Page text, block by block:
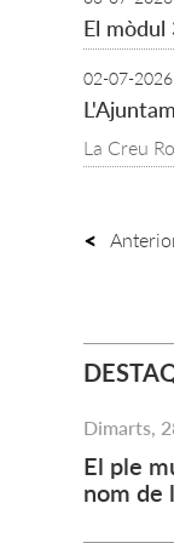
El
02-07-2026
La Creu
Dimarts,
El ple
nom de